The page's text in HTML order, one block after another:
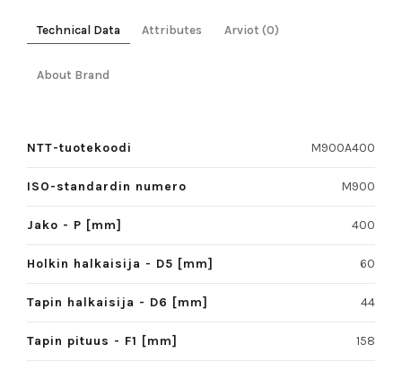
Technical Data Attributes Arviot (0)
About Brand
NTT-tuotekoodi M900A400
ISO-standardin numero M900
Jako - P [mm] 400
Holkin halkaisija - D5 [mm] 60
Tapin halkaisija - D6 [mm] 44
Tapin pituus - F1 [mm] 158